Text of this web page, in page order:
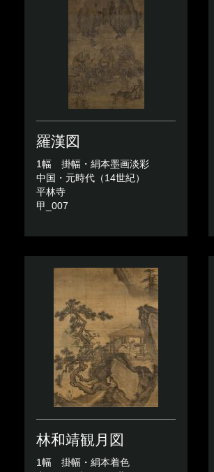
羅漢図
1幅 掛幅・絹本墨画淡彩
中国・元時代（14世紀）
平林寺
甲_007
林和靖観月図
1幅 掛幅・絹本着色